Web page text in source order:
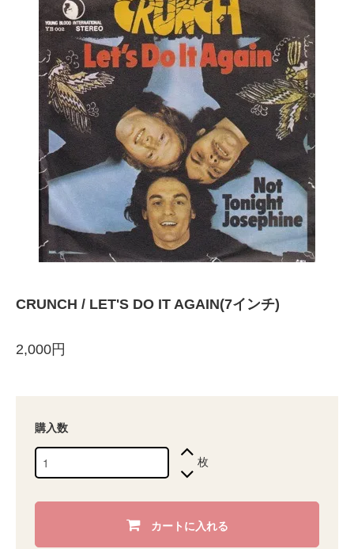
CRUNCH / LET'S DO IT AGAIN(7インチ)
2,000円
購入数
枚
カートに入れる